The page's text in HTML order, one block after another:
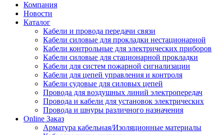
Компания
Новости
Каталог
Кабели и провода передачи связи
Кабели силовые для прокладки нестационарной
Кабели контрольные для электрических приборов
Кабели силовые для стационарной прокладки
Кабели для систем пожарной сигнализации
Кабели для цепей управления и контроля
Кабели судовые для силовых цепей
Провода для воздушных линий электропередач
Провода и кабели для установок электрических
Провода и шнуры различного назначения
Online Заказ
Арматура кабельная/Изоляционные материалы